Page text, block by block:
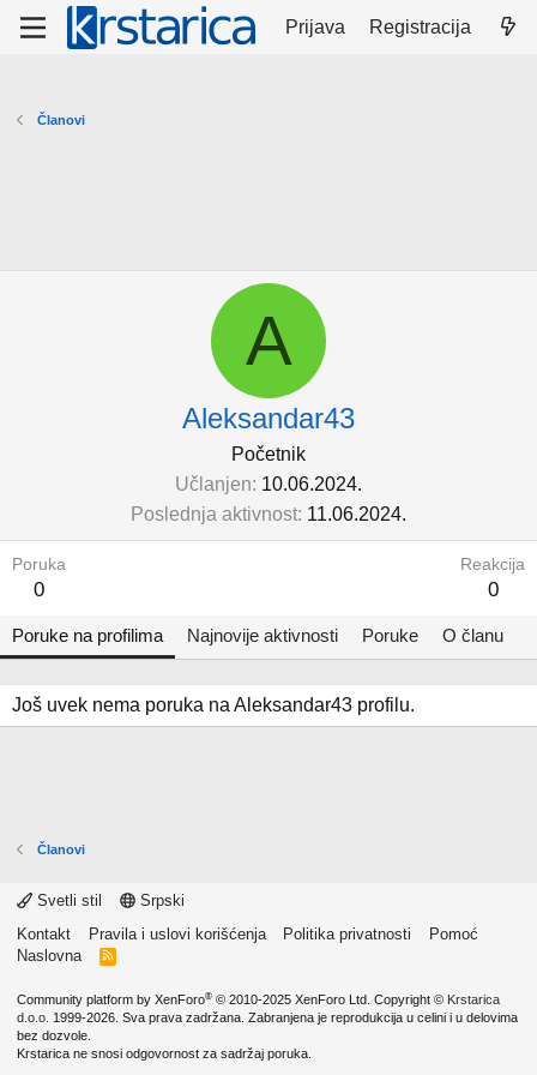
Prijava Registracija
Članovi
A
Aleksandar43
Početnik
Učlanjen 10.06.2024.
Poslednja aktivnost 11.06.2024.
Poruka
0
Reakcija
0
Poruke na profilima Najnovije aktivnosti Poruke O članu
Još uvek nema poruka na Aleksandar43 profilu.
Članovi
Svetli stil
Srpski
Kontakt
Pravila i uslovi korišćenja Politika privatnosti
Pomoć
Naslovna
R
Community platform by XenForo® © 2010-2025 XenForo Ltd. Copyright © Krstarica
d.o.o. 1999-2026. Sva prava zadržana. Zabranjena je reprodukcija u celini i u delovima
bez dozvole.
Krstarica ne snosi odgovornost za sadržaj poruka.